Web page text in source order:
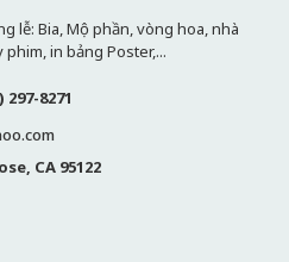
lễ: Bia, Mộ phần, vòng hoa, nhà
in bảng Poster,...
297-8271
CA 95122